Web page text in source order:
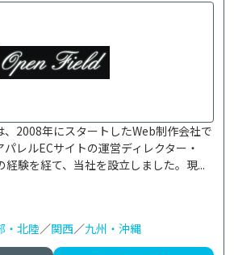
、2008年にスタートしたWeb制作会社で
レルECサイトの運営ディレクター・
験を経て、当社を設立しました。現...
・北陸／関西／九州・沖縄